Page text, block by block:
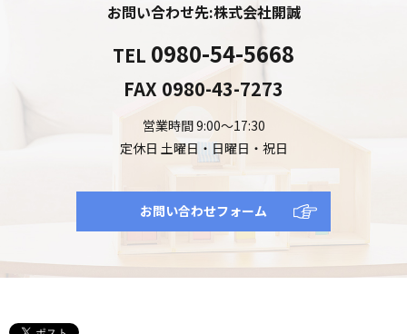
お問い合わせ先:株式会社開誠
TEL 0980-54-5668
FAX 0980-43-7273
営業時間 9:00～17:30
定休日 土曜日・日曜日・祝日
お問い合わせフォーム